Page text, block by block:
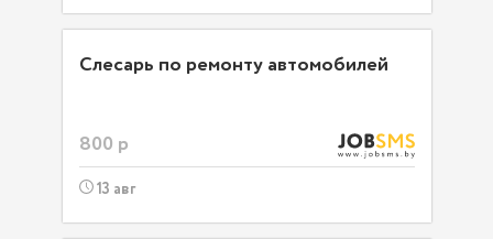
Слесарь по ремонту автомобилей
800 р
13 авг